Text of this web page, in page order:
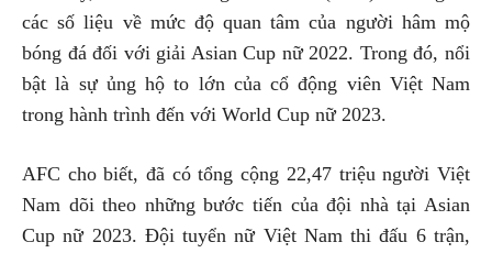
các số liệu về mức độ quan tâm của người hâm mộ
bóng đá đối với giải Asian Cup nữ 2022. Trong đó, nổi
bật là sự ủng hộ to lớn của cổ động viên Việt Nam
trong hành trình đến với World Cup nữ 2023.
AFC cho biết, đã có tổng cộng 22,47 triệu người Việt
Nam dõi theo những bước tiến của đội nhà tại Asian
Cup nữ 2023. Đội tuyển nữ Việt Nam thi đấu 6 trận,